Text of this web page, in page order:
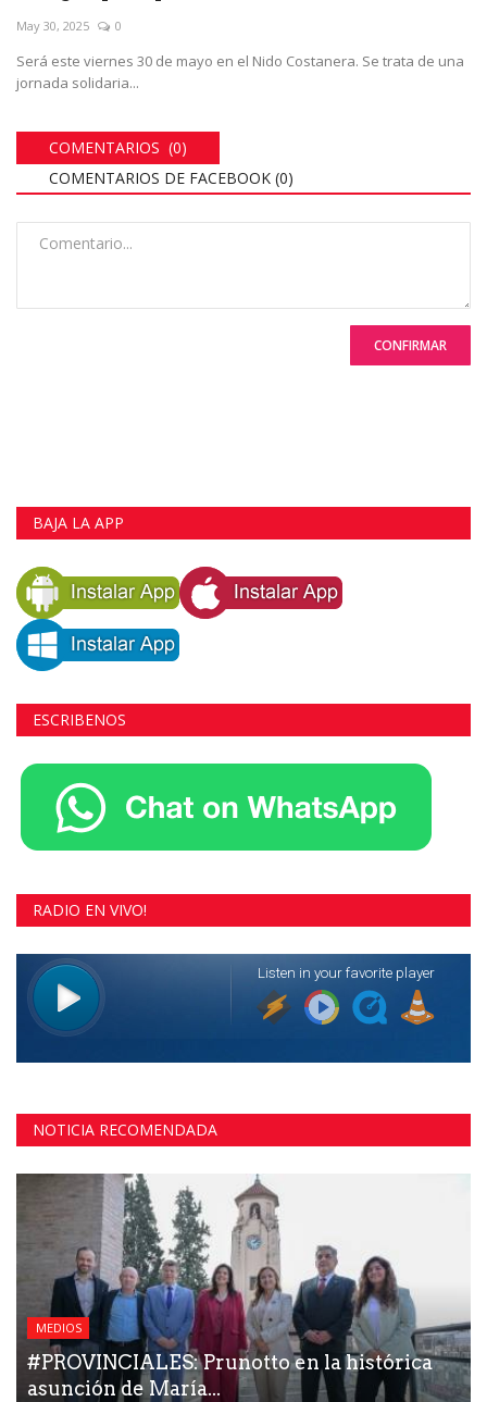
May 30, 2025 0
Será este viernes 30 de mayo en el Nido Costanera. Se trata de una
jornada solidaria...
COMENTARIOS (0)
COMENTARIOS DE FACEBOOK (0)
CONFIRMAR
BAJA LA APP
ESCRIBENOS
RADIO EN VIVO!
NOTICIA RECOMENDADA
MEDIOS
#PROVINCIALES: Prunotto en la histórica
asunción de María...